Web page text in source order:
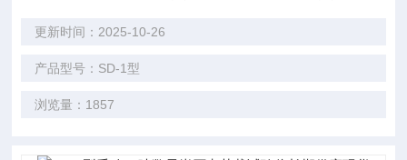
更新时间：2025-10-26
产品型号：SD-1型
浏览量：1857